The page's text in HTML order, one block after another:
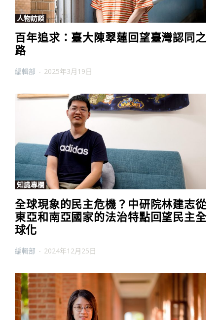
人物訪談
百年追求：臺大陳翠蓮回望臺灣認同之
路
編輯部 - 2025年3月19日
知識專欄
全球現象的民主危機？中研院林建志從
東亞和南亞國家的法治特點回望民主全
球化
編輯部 - 2024年12月25日